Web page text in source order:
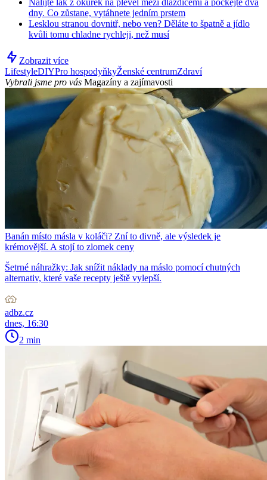
Nalijte lák z okurek na plevel mezi dlaždicemi a počkejte dva
dny. Co zůstane, vytáhnete jedním prstem
Lesklou stranou dovnitř, nebo ven? Děláte to špatně a jídlo
kvůli tomu chladne rychleji, než musí
Zobrazit více
LifestyleDIYPro hospodyňkyŽenské centrumZdraví
Vybrali jsme pro vás Magazíny a zajímavosti
Banán místo másla v koláči? Zní to divně, ale výsledek je
krémovější. A stojí to zlomek ceny
Šetrné náhražky: Jak snížit náklady na máslo pomocí chutných
alternativ, které vaše recepty ještě vylepší.
adbz.cz
dnes, 16:30
2 min